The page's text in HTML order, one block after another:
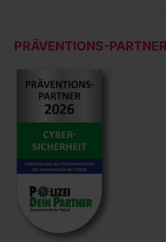
PRÄVENTIONS-PARTNER